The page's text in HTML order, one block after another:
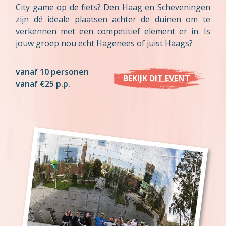
City game op de fiets? Den Haag en Scheveningen
zijn dé ideale plaatsen achter de duinen om te
verkennen met een competitief element er in. Is
jouw groep nou echt Hagenees of juist Haags?
vanaf 10 personen
vanaf €25 p.p.
BEKIJK DIT EVENT